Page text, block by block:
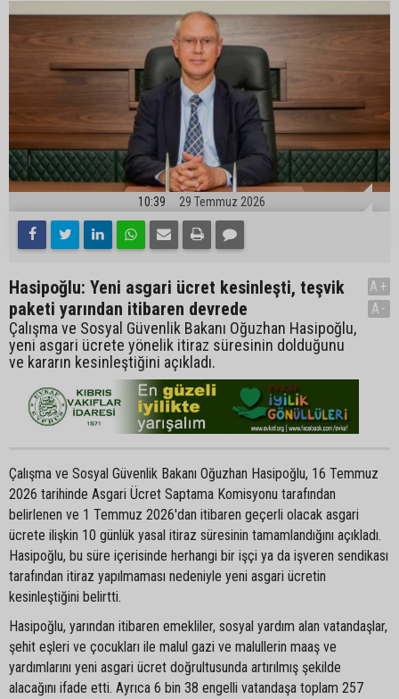
10:39 29 Temmuz 2026
Hasipoğlu: Yeni asgari ücret kesinleşti, teşvik
paketi yarından itibaren devrede
Çalışma ve Sosyal Güvenlik Bakanı Oğuzhan Hasipoğlu,
yeni asgari ücrete yönelik itiraz süresinin dolduğunu
ve kararın kesinleştiğini açıkladı.
A+
A-
Çalışma ve Sosyal Güvenlik Bakanı Oğuzhan Hasipoğlu, 16 Temmuz
2026 tarihinde Asgari Ücret Saptama Komisyonu tarafından
belirlenen ve 1 Temmuz 2026'dan itibaren geçerli olacak asgari
ücrete ilişkin 10 günlük yasal itiraz süresinin tamamlandığını açıkladı.
Hasipoğlu, bu süre içerisinde herhangi bir işçi ya da işveren sendikası
tarafından itiraz yapılmaması nedeniyle yeni asgari ücretin
kesinleştiğini belirtti.
Hasipoğlu, yarından itibaren emekliler, sosyal yardım alan vatandaşlar,
şehit eşleri ve çocukları ile malul gazi ve malullerin maaş ve
yardımlarını yeni asgari ücret doğrultusunda artırılmış şekilde
alacağını ifade etti. Ayrıca 6 bin 38 engelli vatandaşa toplam 257